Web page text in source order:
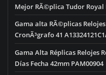
Mejor RÃ©plica Tudor Royal
Gama alta RÃ©plicas
CronÃ³grafo 41
Gama Alta Réplicas Relojes
Días Fecha 42mm PAM00904